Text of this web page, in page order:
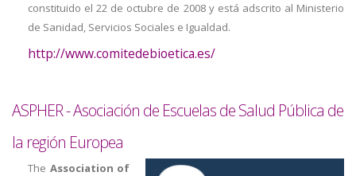
constituido el 22 de octubre de 2008 y está adscrito al Ministerio
de Sanidad, Servicios Sociales e Igualdad.
http://www.comitedebioetica.es/
ASPHER - Asociación de Escuelas de Salud Pública de
la región Europea
The Association of